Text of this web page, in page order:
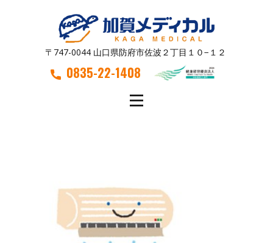
〒747-0044 山口県防府市佐波２丁目１０−１２
0835-22-1408